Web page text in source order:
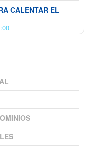
CALENTAR EL